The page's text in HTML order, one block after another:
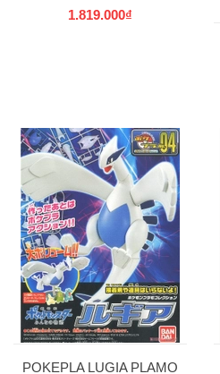
Figure-rise Standard
1.819.000₫
POKEPLA LUGIA PLAMO